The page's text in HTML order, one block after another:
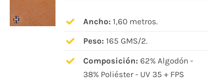
Ancho: 1,60 metros.
Peso: 165 GMS/2.
Composición: 62% Algodón -
38% Poliéster - UV 35 + FPS